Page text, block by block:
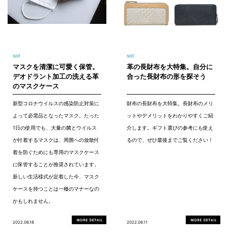
sot
マスクを清潔に可愛く保管。
デオドラント加工の洗える革
のマスクケース
新型コロナウイルスの感染防止対策に
よって必需品となったマスク。たった
1日の使用でも、大量の菌とウイルス
が付着するマスクは、周囲への放散付
着を防ぐためにも専用のマスクケース
に保管することが推奨されています。
新しい生活様式が定着した今、マスク
ケースを持つことは一種のマナーなの
かもしれません。
2022.06.18
sot
革の長財布を大特集。自分に
合った長財布の形を探そう
財布の長財布を大特集。長財布のメリ
ットやデメリットをわかりやすくご紹
介します。ギフト選びの参考にも使え
るので、ぜひ最後までご覧ください！
2022.06.11